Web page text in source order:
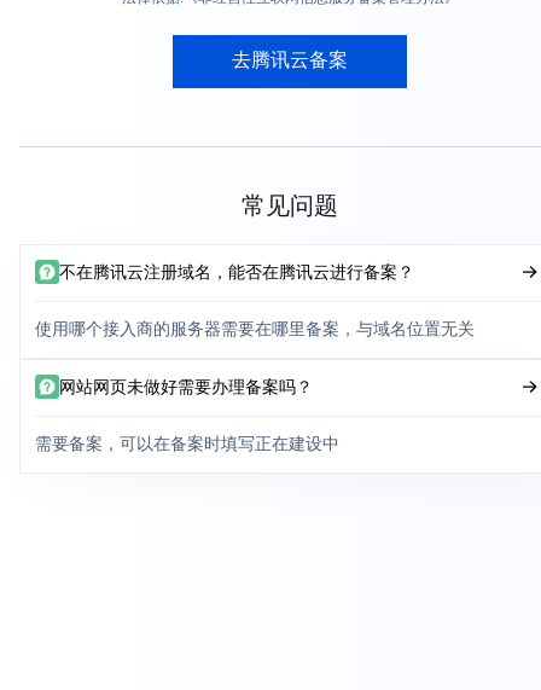
去腾讯云备案
常见问题
不在腾讯云注册域名，能否在腾讯云进行备案？
使用哪个接入商的服务器需要在哪里备案，与域名位置无关
网站网页未做好需要办理备案吗？
需要备案，可以在备案时填写正在建设中